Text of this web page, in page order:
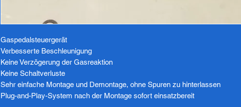
Gaspedalsteuergerät
Verbesserte Beschleunigung
Keine Verzögerung der Gasreaktion
Keine Schaltverluste
Sehr einfache Montage und Demontage, ohne Spuren zu hinterlassen
Plug-and-Play-System nach der Montage sofort einsatzbereit